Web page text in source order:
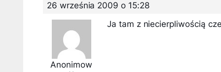
26 września 2009 o 15:28
Anonimow
Ja tam z niecierpliwością